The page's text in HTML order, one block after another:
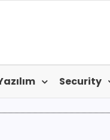
Security